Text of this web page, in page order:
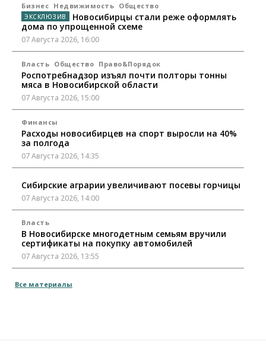
Бизнес Недвижимость Общество
Новосибирцы стали реже оформлять
дома по упрощенной схеме
07 Августа 2026, 16:00
Власть Общество Право&Порядок
Роспотребнадзор изъял почти полторы тонны
мяса в Новосибирской области
07 Августа 2026, 15:00
Финансы
Расходы новосибирцев на спорт выросли на 40%
за полгода
07 Августа 2026, 14:35
Сибирские аграрии увеличивают посевы горчицы
07 Августа 2026, 14:00
Власть
В Новосибирске многодетным семьям вручили
сертификаты на покупку автомобилей
07 Августа 2026, 13:55
Треть автовладельцев в Новосибирской области
Все материалы